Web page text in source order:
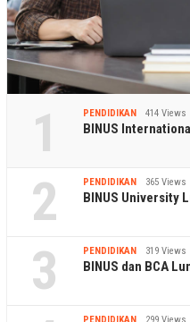
1 PENDIDIKAN 414 Views
BINUS
2 PENDIDIKAN 365 Views
BINUS University
3 PENDIDIKAN 319 Views
BINUS dan BCA
PENDIDIKAN 299 Views